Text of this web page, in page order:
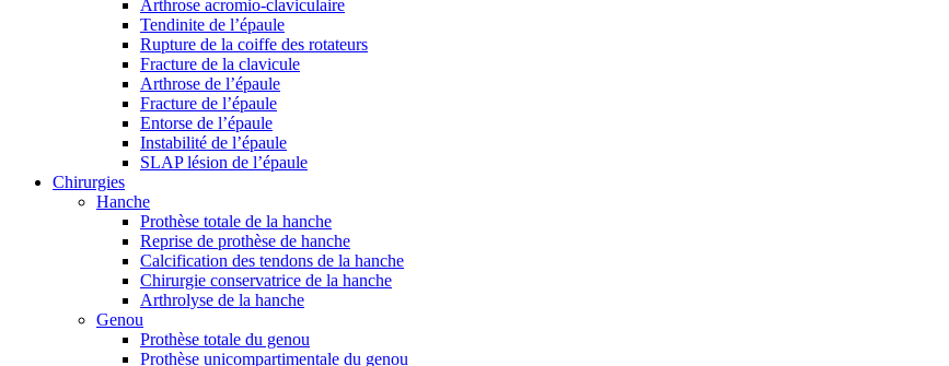
Arthrose acromio-claviculaire
Tendinite de l’épaule
Rupture de la coiffe des rotateurs
Fracture de la clavicule
Arthrose de l’épaule
Fracture de l’épaule
Entorse de l’épaule
Instabilité de l’épaule
SLAP lésion de l’épaule
Chirurgies
Hanche
Prothèse totale de la hanche
Reprise de prothèse de hanche
Calcification des tendons de la hanche
Chirurgie conservatrice de la hanche
Arthrolyse de la hanche
Genou
Prothèse totale du genou
Prothèse unicompartimentale du genou